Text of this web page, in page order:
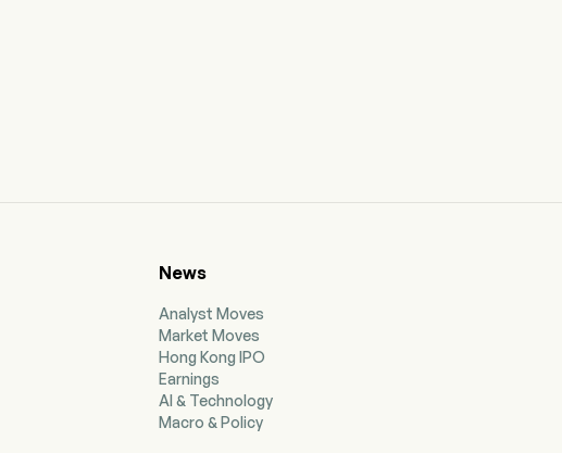
News
Analyst Moves
Market Moves
Hong Kong IPO
Earnings
AI & Technology
Macro & Policy